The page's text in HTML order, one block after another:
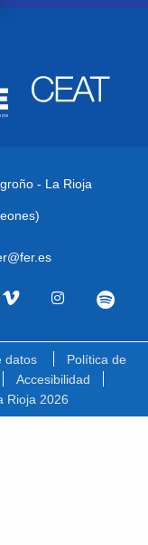
- La Rioja
datos
Política de
Accesibilidad
Rioja 2026